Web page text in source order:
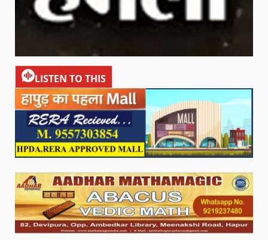
LISTEN TO THIS